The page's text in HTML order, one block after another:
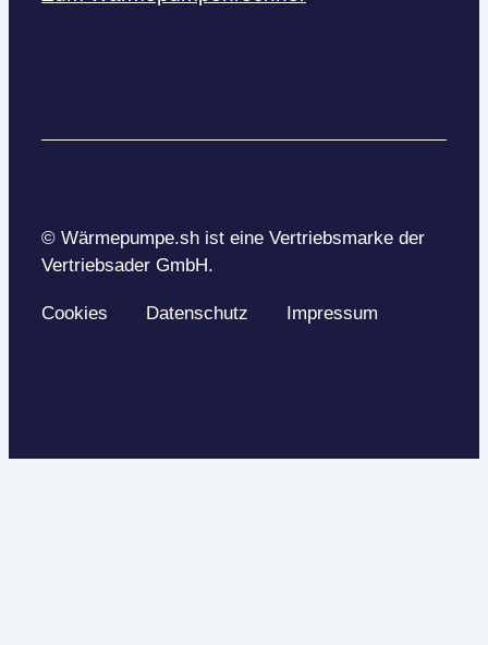
© Wärmepumpe.sh ist eine Vertriebsmarke der
Vertriebsader GmbH.
Cookies Datenschutz Impressum